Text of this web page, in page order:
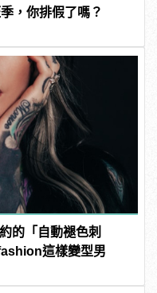
，你排假了嗎？
的「自動褪色刺
這樣變型男